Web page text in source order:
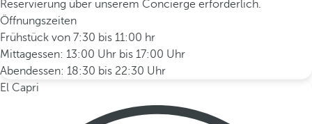
Reservierung über unserem Concierge erforderlich.
Öffnungszeiten
Frühstück von 7:30 bis 11:00 hr
Mittagessen: 13:00 Uhr bis 17:00 Uhr
Abendessen: 18:30 bis 22:30 Uhr
El Capri